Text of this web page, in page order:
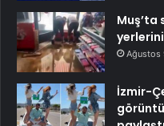
Muş’ta
Ağustos
İzmir-